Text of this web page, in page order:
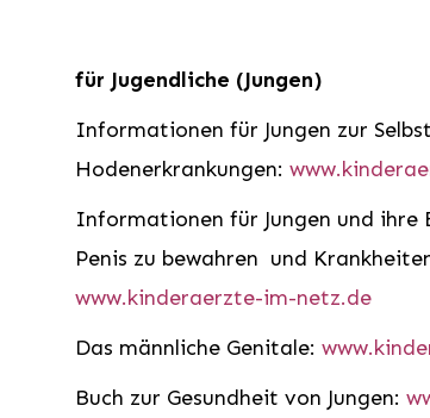
für Jugendliche (Jungen)
Informationen für Jungen zur
Hodenerkrankungen:
Informationen für Jungen und
Penis zu bewahren und
www.kinderaerzte-im-netz.de
Das männliche Genitale:
Buch zur Gesundheit von Jungen: